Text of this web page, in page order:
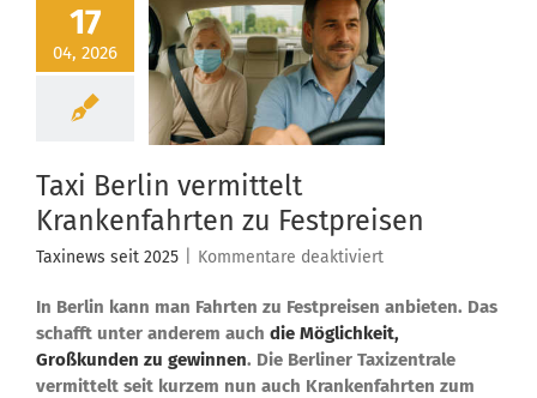
17
04, 2026
Taxi Berlin vermittelt
Krankenfahrten zu Festpreisen
Taxinews seit 2025 Kommentare deaktiviertfür
Berlin
vermittelt
Krankenfahrten
zu
In Berlin kann man Fahrten zu Festpreisen anbieten. Das
schafft unter anderem auch die Möglichkeit,
Großkunden zu gewinnen. Die Berliner Taxizentrale
vermittelt seit kurzem nun auch Krankenfahrten zum